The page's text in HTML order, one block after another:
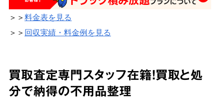
＞＞料金表を見る
＞＞ 回収実績・料金例を見る
買取査定専門スタッフ在籍！買取と処
分で納得の不用品整理